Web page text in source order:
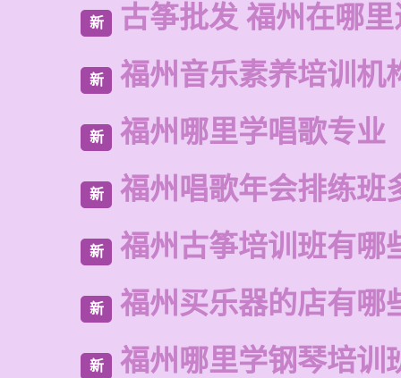
新 古筝批发 福州在哪
新 福州音乐素养培训机
新 福州哪里学唱歌专业
新 福州唱歌年会排练班
新 福州古筝培训班有哪
新 福州买乐器的店有哪
新 福州哪里学钢琴培训